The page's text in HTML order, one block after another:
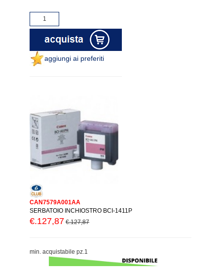
aggiungi ai preferiti
CAN7579A001AA
SERBATOIO INCHIOSTRO BCI-1411P
€.127,87 €.127,87
min. acquistabile pz.1